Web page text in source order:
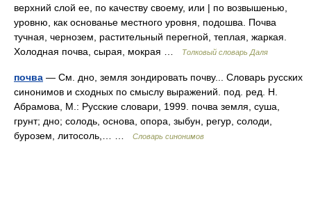
верхний слой ее, по качеству своему, или | по возвышенью,
уровню, как основанье местного уровня, подошва. Почва
тучная, чернозем, растительный перегной, теплая, жаркая.
Холодная почва, сырая, мокрая …
Толковый словарь Даля
почва — См. дно, земля зондировать почву... Словарь русских
синонимов и сходных по смыслу выражений. под. ред. Н.
Абрамова, М.: Русские словари, 1999. почва земля, суша,
грунт; дно; солодь, основа, опора, зыбун, регур, солоди,
бурозем, литосоль,… …
Словарь синонимов